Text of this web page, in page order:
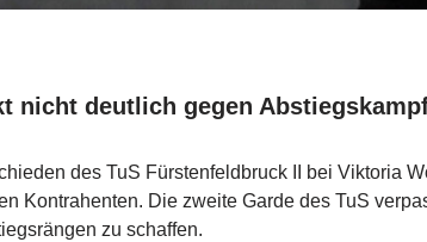
nicht deutlich gegen
des TuS Fürstenfeldbruck II bei Viktoria
Kontrahenten. Die zweite Garde des TuS
zu schaffen.